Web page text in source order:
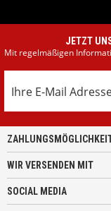
JETZT
Mit regelmäßigen
WIR VERSENDEN MIT
SOCIAL MEDIA